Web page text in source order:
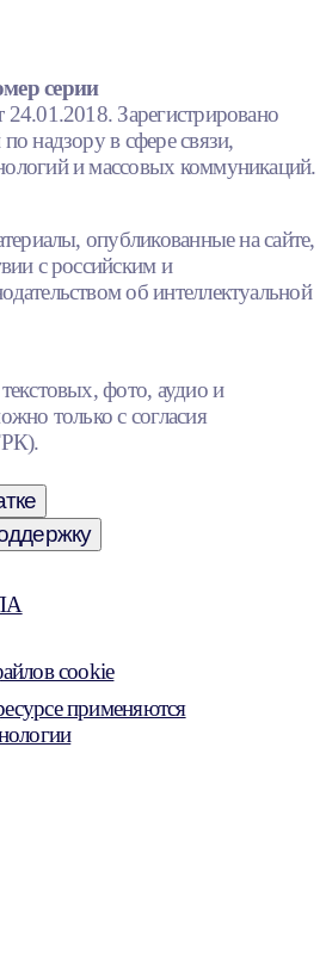
серии
Зарегистрировано
надзору в сфере связи,
и массовых коммуникаций.
опубликованные на сайте,
с российским и
об интеллектуальной
фото, аудио и
только с согласия
cookie
применяются